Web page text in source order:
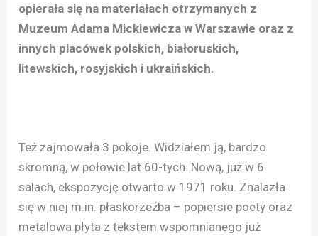
opierała się na materiałach otrzymanych z
Muzeum Adama Mickiewicza w Warszawie oraz z
innych placówek polskich, białoruskich,
litewskich, rosyjskich i ukraińskich.
Też zajmowała 3 pokoje. Widziałem ją, bardzo
skromną, w połowie lat 60-tych. Nową, już w 6
salach, ekspozycję otwarto w 1971 roku. Znalazła
się w niej m.in. płaskorzeźba – popiersie poety oraz
metalowa płyta z tekstem wspomnianego już